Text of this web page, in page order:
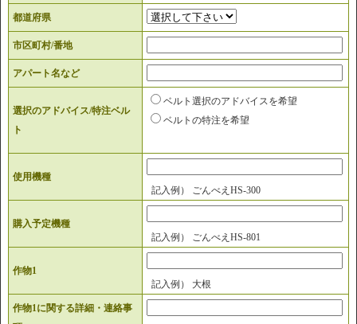
都道府県
市区町村/番地
アパート名など
選択のアドバイス/特注ベル
ト
ベルト選択のアドバイスを希望
ベルトの特注を希望
使用機種
記入例） ごんべえHS-300
購入予定機種
記入例） ごんべえHS-801
作物1
記入例） 大根
作物1に関する詳細・連絡事